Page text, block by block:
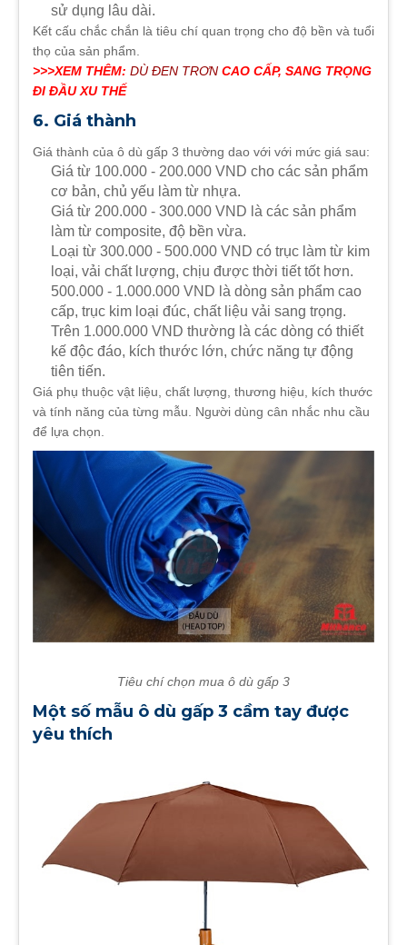
sử dụng lâu dài.
Kết cấu chắc chắn là tiêu chí quan trọng cho độ bền và tuổi
thọ của sản phẩm.
>>>XEM THÊM: DÙ ĐEN TRƠN CAO CẤP, SANG TRỌNG
ĐI ĐẦU XU THẾ
6. Giá thành
Giá thành của ô dù gấp 3 thường dao với với mức giá sau:
Giá từ 100.000 - 200.000 VND cho các sản phẩm
cơ bản, chủ yếu làm từ nhựa.
Giá từ 200.000 - 300.000 VND là các sản phẩm
làm từ composite, độ bền vừa.
Loại từ 300.000 - 500.000 VND có trục làm từ kim
loại, vải chất lượng, chịu được thời tiết tốt hơn.
500.000 - 1.000.000 VND là dòng sản phẩm cao
cấp, trục kim loại đúc, chất liệu vải sang trọng.
Trên 1.000.000 VND thường là các dòng có thiết
kế độc đáo, kích thước lớn, chức năng tự động
tiên tiến.
Giá phụ thuộc vật liệu, chất lượng, thương hiệu, kích thước
và tính năng của từng mẫu. Người dùng cân nhắc nhu cầu
để lựa chọn.
Tiêu chí chọn mua ô dù gấp 3
Một số mẫu ô dù gấp 3 cầm tay được
yêu thích